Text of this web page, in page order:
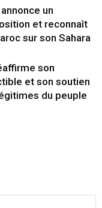
un
et reconnaît
sur son Sahara
son
et son soutien
du peuple